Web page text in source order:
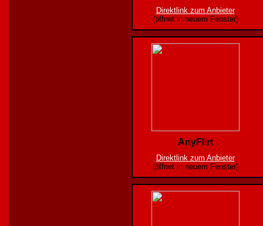
Direktlink zum Anbieter
(öffnet in neuem Fenster)
AnyFlirt
Direktlink zum Anbieter
(öffnet in neuem Fenster)